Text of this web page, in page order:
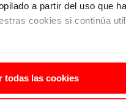
a partir del uso que
cookies si continúa
todas las cookies